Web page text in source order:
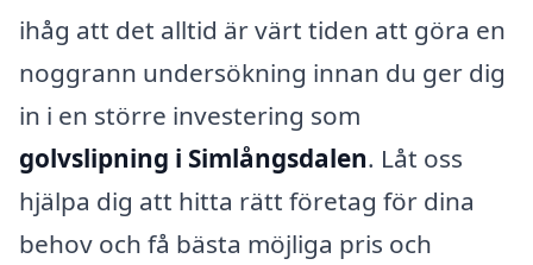
ihåg att det alltid är värt tiden att göra en
noggrann undersökning innan du ger dig
in i en större investering som
golvslipning i Simlångsdalen. Låt oss
hjälpa dig att hitta rätt företag för dina
behov och få bästa möjliga pris och